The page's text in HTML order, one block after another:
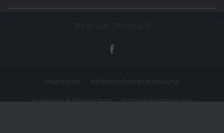
Impressum Rechtevorbehaltserklärung
Sicherheit & Datenschutz Nutzungsbedingungen